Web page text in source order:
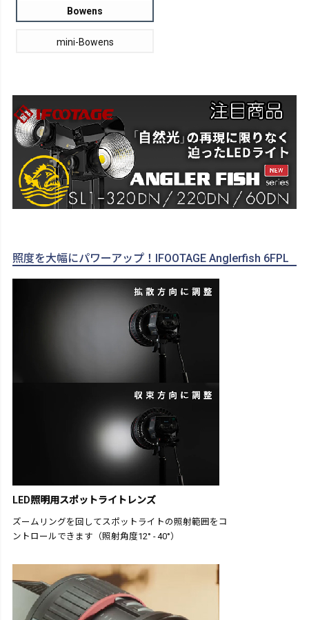
Bowens
mini-Bowens
照度を大幅にパワーアップ！IFOOTAGE Anglerfish 6FPL
LED照明用スポットライトレンズ
ズームリングを回してスポットライトの照射範囲をコ
ントロールできます（照射角度12° - 40°）